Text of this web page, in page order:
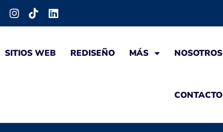
SITIOS WEB REDISEÑO MÁS NOSOTROS
CONTACTO